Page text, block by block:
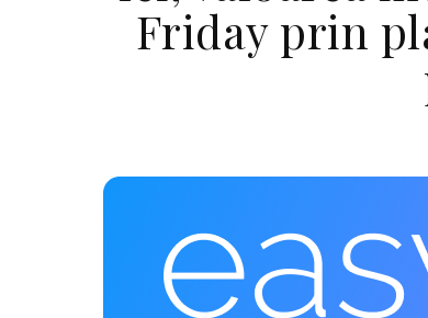
Friday prin